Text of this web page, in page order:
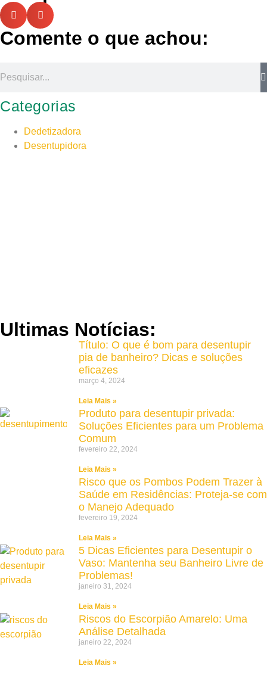
Comente o que achou:
Categorias
Dedetizadora
Desentupidora
Ultimas Notícias:
Título: O que é bom para desentupir
pia de banheiro? Dicas e soluções
eficazes
março 4, 2024
Leia Mais »
Produto para desentupir privada:
Soluções Eficientes para um Problema
Comum
fevereiro 22, 2024
Leia Mais »
Risco que os Pombos Podem Trazer à
Saúde em Residências: Proteja-se com
o Manejo Adequado
fevereiro 19, 2024
Leia Mais »
5 Dicas Eficientes para Desentupir o
Vaso: Mantenha seu Banheiro Livre de
Problemas!
janeiro 31, 2024
Leia Mais »
Riscos do Escorpião Amarelo: Uma
Análise Detalhada
janeiro 22, 2024
Leia Mais »